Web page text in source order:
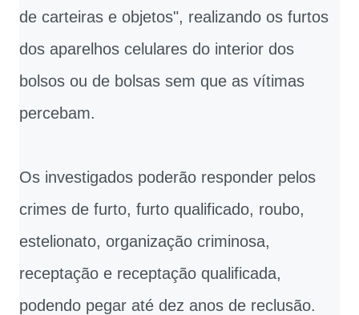
de carteiras e objetos", realizando os furtos
dos aparelhos celulares do interior dos
bolsos ou de bolsas sem que as vítimas
percebam.
Os investigados poderão responder pelos
crimes de furto, furto qualificado, roubo,
estelionato, organização criminosa,
receptação e receptação qualificada,
podendo pegar até dez anos de reclusão.